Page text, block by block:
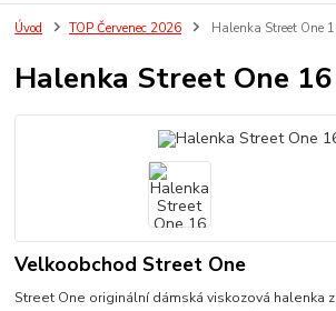
Úvod TOP Červenec 2026 Halenka Street One
Halenka Street One 16
Velkoobchod Street One
Street One originální dámská viskozová halenka